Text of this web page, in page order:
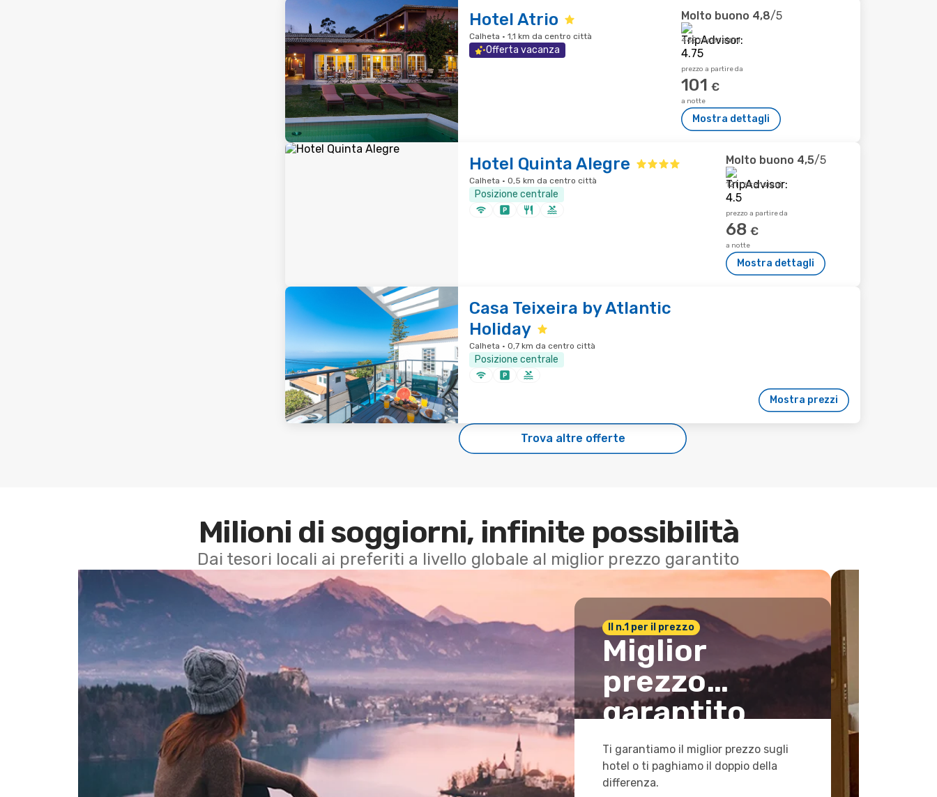
Hotel Atrio
Calheta · 1,1 km da centro città
Offerta vacanza
Molto buono 4,8/5
462 recensioni
prezzo a partire da
101 €
a notte
Mostra dettagli
Hotel Quinta Alegre
Calheta · 0,5 km da centro città
Posizione centrale
Molto buono 4,5/5
121 recensioni
prezzo a partire da
68 €
a notte
Mostra dettagli
Casa Teixeira by Atlantic
Holiday
Calheta · 0,7 km da centro città
Posizione centrale
Mostra prezzi
Trova altre offerte
Milioni di soggiorni, infinite possibilità
Dai tesori locali ai preferiti a livello globale al miglior prezzo garantito
Il n.1 per il prezzo
Miglior
prezzo
garantito
Ti garantiamo il miglior prezzo sugli
hotel o ti paghiamo il doppio della
differenza.